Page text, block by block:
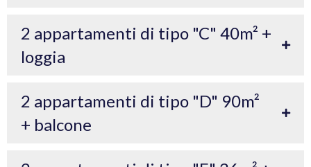
2 appartamenti di tipo "C" 40m² +
loggia
2 appartamenti di tipo "D" 90m²
+ balcone